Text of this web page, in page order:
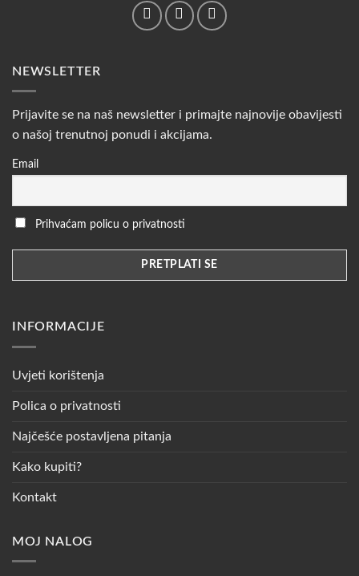
NEWSLETTER
Prijavite se na naš newsletter i primajte najnovije obavijesti
o našoj trenutnoj ponudi i akcijama.
Email
Prihvaćam policu o privatnosti
INFORMACIJE
Uvjeti korištenja
Polica o privatnosti
Najčešće postavljena pitanja
Kako kupiti?
Kontakt
MOJ NALOG